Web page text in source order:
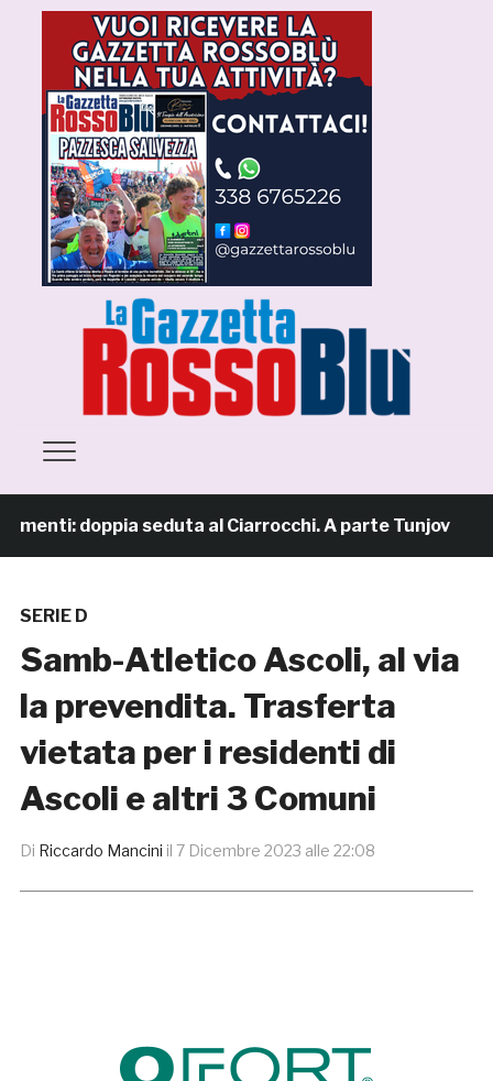
doppia seduta al Ciarrocchi. A parte Tunjov
SERIE D
Samb-Atletico Ascoli, al via
la prevendita. Trasferta
vietata per i residenti di
Ascoli e altri 3 Comuni
Di Riccardo Mancini il 7 Dicembre 2023 alle 22:08